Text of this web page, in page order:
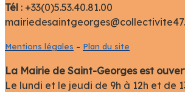
Tél : +33(0)5.53.40.81.00
Mentions légales – Plan du site
La Mairie de Saint-Georges est
Le lundi et le jeudi de 9h à 12h et de